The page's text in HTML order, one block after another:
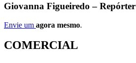
Giovanna Figueiredo – Repórter
Envie um agora mesmo.
COMERCIAL